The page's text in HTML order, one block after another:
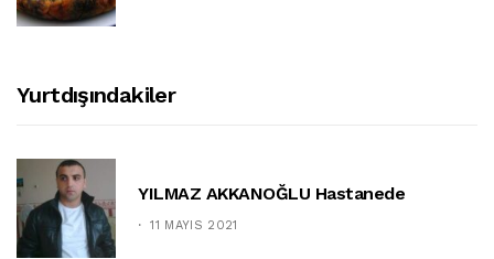
Yurtdışındakiler
YILMAZ AKKANOĞLU Hastanede
11 MAYIS 2021